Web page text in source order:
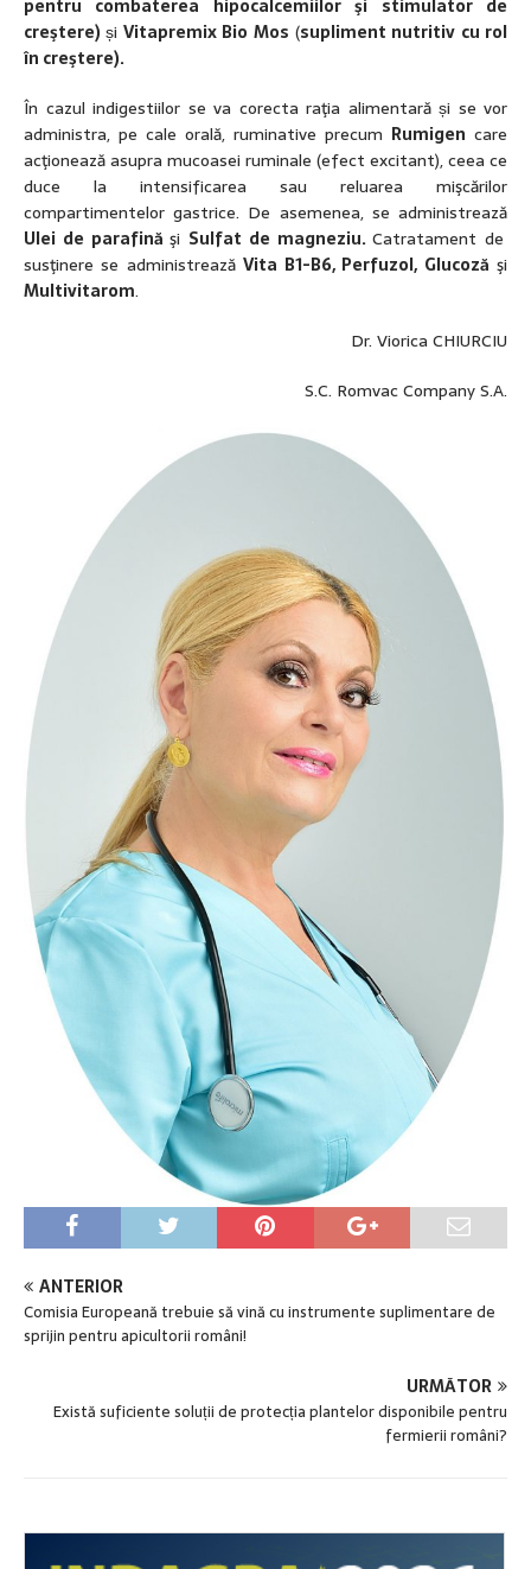
pentru combaterea hipocalcemiilor şi stimulator de
creştere) și Vitapremix Bio Mos (supliment nutritiv cu rol
în creştere).
În cazul indigestiilor se va corecta raţia alimentară și se vor
administra, pe cale orală, ruminative precum Rumigen care
acţionează asupra mucoasei ruminale (efect excitant), ceea ce
duce la intensificarea sau reluarea mişcărilor
compartimentelor gastrice. De asemenea, se administrează
Ulei de parafinăşi Sulfat de magneziu.Catratament de
susţinere se administreazăVita B1-B6, Perfuzol, Glucoză şi
Multivitarom.
Dr. Viorica CHIURCIU
S.C. Romvac Company S.A.
ANTERIOR
Comisia Europeană trebuie să vină cu instrumente suplimentare de
sprijin pentru apicultorii români!
URMĂTOR
Există suficiente soluții de protecția plantelor disponibile pentru
fermierii români?